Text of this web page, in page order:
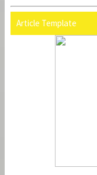
Article Template